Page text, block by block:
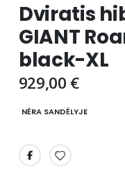
to
the
beginning
of
the
images
Dviratis
GIANT
black-XL
929,00 €
NĖRA SANDĖLYJE